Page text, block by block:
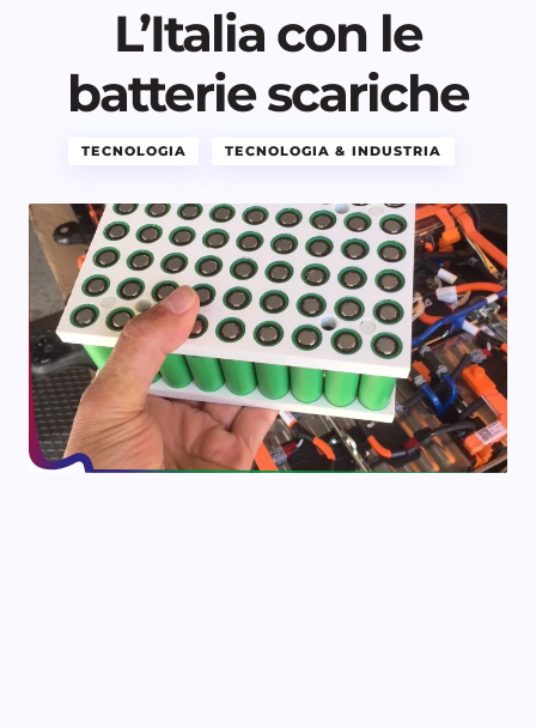
L’Italia con le
batterie scariche
TECNOLOGIA TECNOLOGIA & INDUSTRIA